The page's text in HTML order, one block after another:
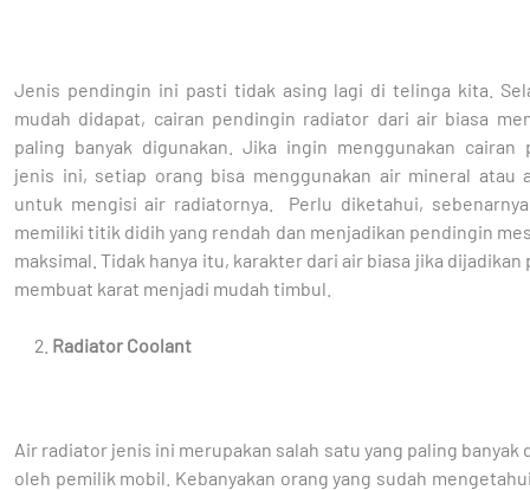
Jenis pendingin ini pasti tidak asing lagi di telinga kita.
mudah didapat, cairan pendingin radiator dari air biasa
paling banyak digunakan. Jika ingin menggunakan cairan
jenis ini, setiap orang bisa menggunakan air mineral atau
untuk mengisi air radiatornya. Perlu diketahui,
memiliki titik didih yang rendah dan menjadikan pendingin
maksimal. Tidak hanya itu, karakter dari air biasa jika dijadikan
membuat karat menjadi mudah timbul.
Radiator Coolant
Air radiator jenis ini merupakan salah satu yang paling banyak
oleh pemilik mobil. Kebanyakan orang yang sudah